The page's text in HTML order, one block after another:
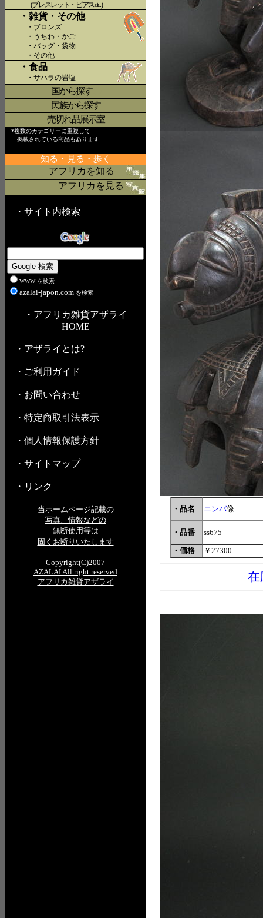
(ブレスレット・ピアスetc.)
・雑貨・その他
・ブロンズ
・うちわ・かご
・バッグ・袋物
・その他
・食品
・サハラの岩塩
国から探す〇
民族から探す
売切れ品展示室
*複数のカテゴリーに重複して
掲載されている商品もあります
知る・見る・歩く
アフリカを知る
アフリカを見る
・サイト内検索
WWW を検索
azalai-japon.com を検索
・アフリカ雑貨アザライ
HOME
・アザライとは?
・ご利用ガイド
・お問い合わせ
・特定商取引法表示
・個人情報保護方針
・サイトマップ
・リンク
当ホームページ記載の
写真、情報などの
無断使用等は
固くお断りいたします
Copyright(C)2007
AZALAI All right reserved
アフリカ雑貨アザライ
・品名 ニンバ像
・品番 ss675
・価格 ￥27300
在